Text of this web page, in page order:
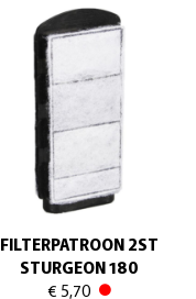
FILTERPATROON 2ST
STURGEON 180
€ 5,70